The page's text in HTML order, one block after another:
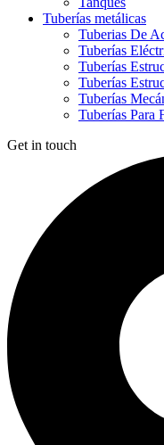
Tuberías metálicas
Tuberias De
Tuberías
Tuberías
Tuberías
Tuberías
Tuberías Para
Get in touch